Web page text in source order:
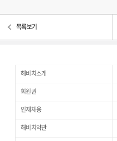
목록보기
해비치소개
회원권
인재채용
해비치약관